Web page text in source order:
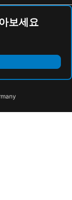
Chikugo
보세요